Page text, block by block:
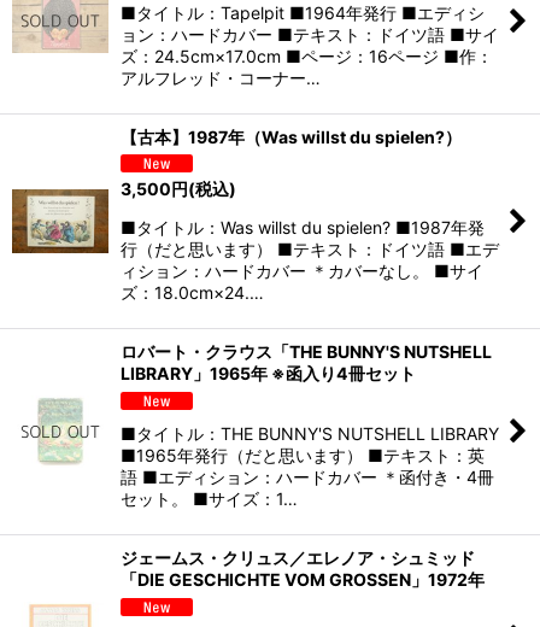
■タイトル：Tapelpit ■1964年発行 ■エディシ
ョン：ハードカバー ■テキスト：ドイツ語 ■サイ
ズ：24.5cm×17.0cm ■ページ：16ページ ■作：
アルフレッド・コーナー…
【古本】1987年（Was willst du spielen?）
3,500円(税込)
■タイトル：Was willst du spielen? ■1987年発
行（だと思います） ■テキスト：ドイツ語 ■エデ
ィション：ハードカバー ＊カバーなし。 ■サイ
ズ：18.0cm×24.…
ロバート・クラウス「THE BUNNY'S NUTSHELL
LIBRARY」1965年 ※函入り4冊セット
■タイトル：THE BUNNY'S NUTSHELL LIBRARY
■1965年発行（だと思います） ■テキスト：英
語 ■エディション：ハードカバー ＊函付き・4冊
セット。 ■サイズ：1…
ジェームス・クリュス／エレノア・シュミッド
「DIE GESCHICHTE VOM GROSSEN」1972年